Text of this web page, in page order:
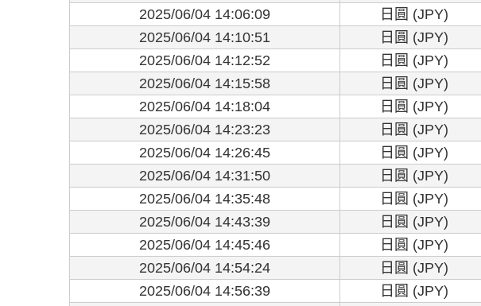
2025/06/04 14:06:09
日圓 (JPY)
2025/06/04 14:10:51
日圓 (JPY)
2025/06/04 14:12:52
日圓 (JPY)
2025/06/04 14:15:58
日圓 (JPY)
2025/06/04 14:18:04
日圓 (JPY)
2025/06/04 14:23:23
日圓 (JPY)
2025/06/04 14:26:45
日圓 (JPY)
2025/06/04 14:31:50
日圓 (JPY)
2025/06/04 14:35:48
日圓 (JPY)
2025/06/04 14:43:39
日圓 (JPY)
2025/06/04 14:45:46
日圓 (JPY)
2025/06/04 14:54:24
日圓 (JPY)
2025/06/04 14:56:39
日圓 (JPY)